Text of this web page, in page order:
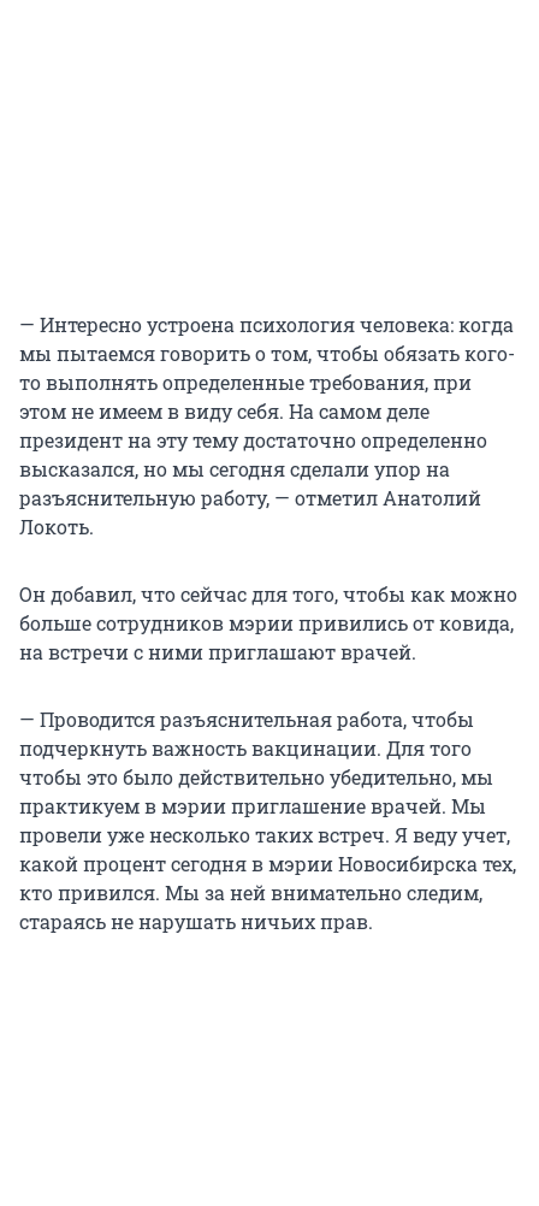
— Интересно устроена психология человека: когда
мы пытаемся говорить о том, чтобы обязать кого-
то выполнять определенные требования, при
этом не имеем в виду себя. На самом деле
президент на эту тему достаточно определенно
высказался, но мы сегодня сделали упор на
разъяснительную работу, — отметил Анатолий
Локоть.
Он добавил, что сейчас для того, чтобы как можно
больше сотрудников мэрии привились от ковида,
на встречи с ними приглашают врачей.
— Проводится разъяснительная работа, чтобы
подчеркнуть важность вакцинации. Для того
чтобы это было действительно убедительно, мы
практикуем в мэрии приглашение врачей. Мы
провели уже несколько таких встреч. Я веду учет,
какой процент сегодня в мэрии Новосибирска тех,
кто привился. Мы за ней внимательно следим,
стараясь не нарушать ничьих прав.